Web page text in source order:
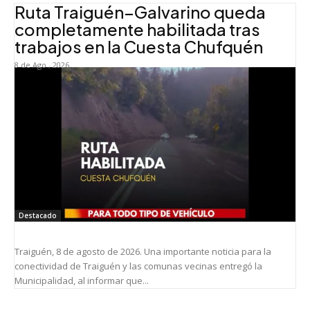
Ruta Traiguén–Galvarino queda
completamente habilitada tras
trabajos en la Cuesta Chufquén
8 de Ago , 2026
Destacado
Traiguén, 8 de agosto de 2026. Una importante noticia para la
conectividad de Traiguén y las comunas vecinas entregó la
Municipalidad, al informar que...